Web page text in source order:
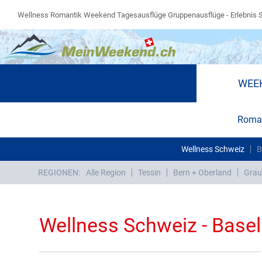
Wellness Romantik Weekend Tagesausflüge Gruppenausflüge -
Wellness Schweiz
REGIONEN: Alle Region Tessin Bern + Oberland
Wellness Schweiz - Basel